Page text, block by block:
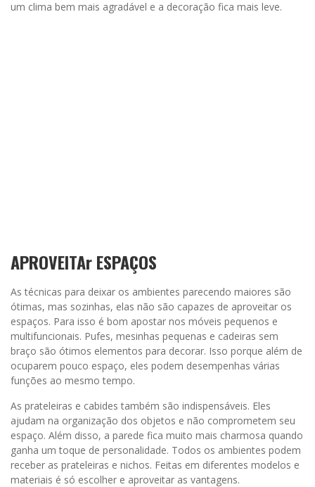
um clima bem mais agradável e a decoração fica mais leve.
APROVEITAr ESPAÇOS
As técnicas para deixar os ambientes parecendo maiores são
ótimas, mas sozinhas, elas não são capazes de aproveitar os
espaços. Para isso é bom apostar nos móveis pequenos e
multifuncionais. Pufes, mesinhas pequenas e cadeiras sem
braço são ótimos elementos para decorar. Isso porque além de
ocuparem pouco espaço, eles podem desempenhas várias
funções ao mesmo tempo.
As prateleiras e cabides também são indispensáveis. Eles
ajudam na organização dos objetos e não comprometem seu
espaço. Além disso, a parede fica muito mais charmosa quando
ganha um toque de personalidade. Todos os ambientes podem
receber as prateleiras e nichos. Feitas em diferentes modelos e
materiais é só escolher e aproveitar as vantagens.